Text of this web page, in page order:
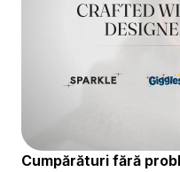
Cumpărături fără